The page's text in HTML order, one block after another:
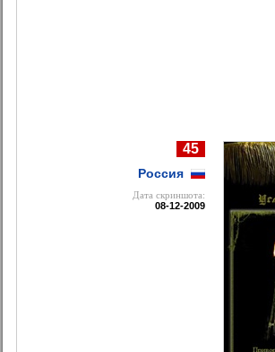
45
Россия
Дата cкриншота:
08-12-2009